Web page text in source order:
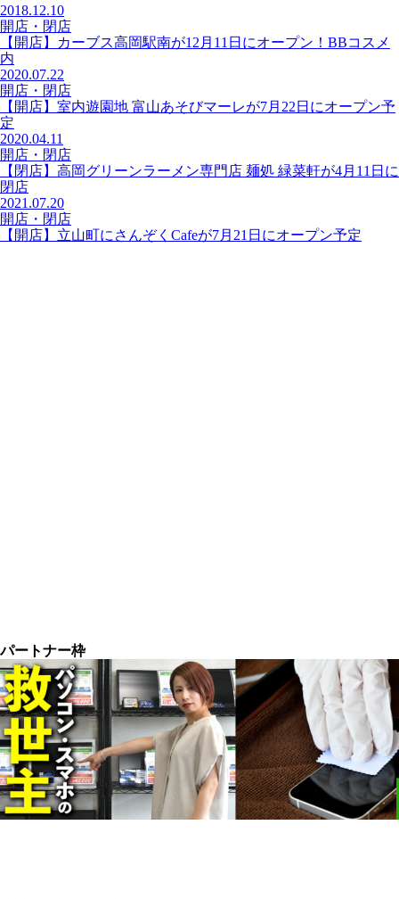
2018.12.10
開店・閉店
【開店】カーブス高岡駅南が12月11日にオープン！BBコスメ
内
2020.07.22
開店・閉店
【開店】室内遊園地 富山あそびマーレが7月22日にオープン予
定
2020.04.11
開店・閉店
【閉店】高岡グリーンラーメン専門店 麺処 緑菜軒が4月11日に
閉店
2021.07.20
開店・閉店
【開店】立山町にさんぞくCafeが7月21日にオープン予定
パートナー枠